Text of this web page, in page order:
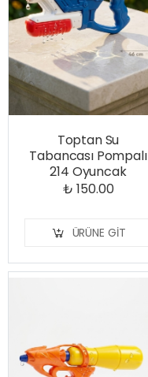
Toptan Su
Tabancası Pompalı
214 Oyuncak
₺ 150.00
ÜRÜNE GIT